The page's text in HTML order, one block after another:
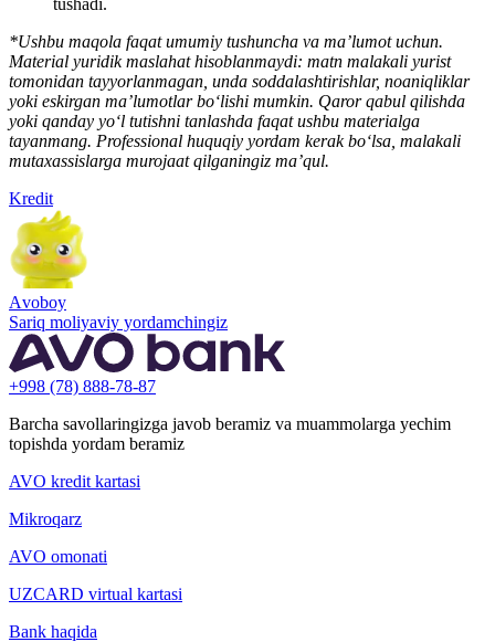
tushadi.
*Ushbu maqola faqat umumiy tushuncha va ma’lumot uchun.
Material yuridik maslahat hisoblanmaydi: matn malakali yurist
tomonidan tayyorlanmagan, unda soddalashtirishlar, noaniqliklar
yoki eskirgan ma’lumotlar bo‘lishi mumkin. Qaror qabul qilishda
yoki qanday yo‘l tutishni tanlashda faqat ushbu materialga
tayanmang. Professional huquqiy yordam kerak bo‘lsa, malakali
mutaxassislarga murojaat qilganingiz ma’qul.
Kredit
Аvoboy
Sariq moliyaviy yordamchingiz
+998 (78) 888-78-87
Barcha savollaringizga javob beramiz va muammolarga yechim
topishda yordam beramiz
AVO kredit kartasi
Mikroqarz
AVO omonati
UZCARD virtual kartasi
Bank haqida